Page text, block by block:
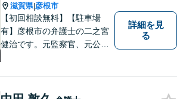
滋賀県|彦根市
【初回相談無料】【駐車場
有】彦根市の弁護士の二之宮
健治です。元監察官、元公務
詳細を見
る